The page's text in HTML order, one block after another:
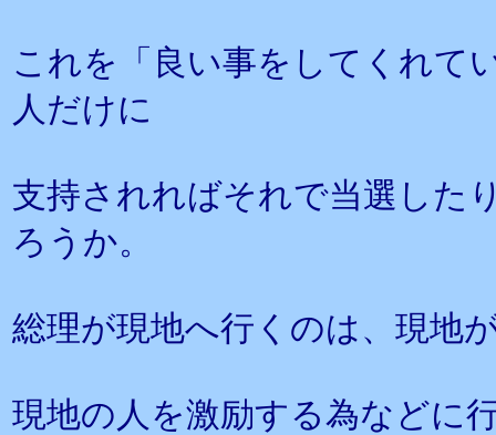
これを「良い事をしてくれて
人だけに
支持されればそれで当選した
ろうか。
総理が現地へ行くのは、現地
現地の人を激励する為などに